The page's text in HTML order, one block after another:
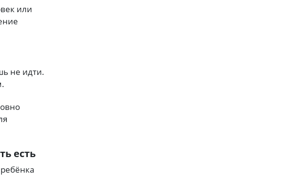
или
не идти.
есть